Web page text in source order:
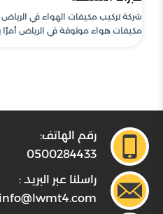
شركة تركيب مكيفات الهواء في
مكيفات هواء موثوقة في الرياض أمرًا
رقم الهاتف:
0500284433
راسلنا عبر البريد :
info@lwmt4.com